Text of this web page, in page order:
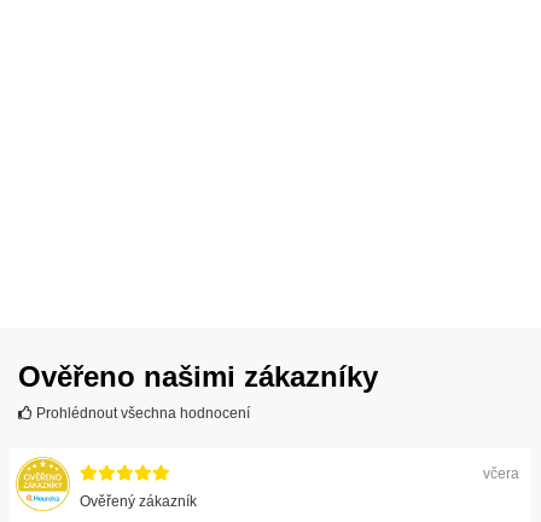
Ověřeno našimi zákazníky
Prohlédnout všechna hodnocení
včera
Ověřený zákazník